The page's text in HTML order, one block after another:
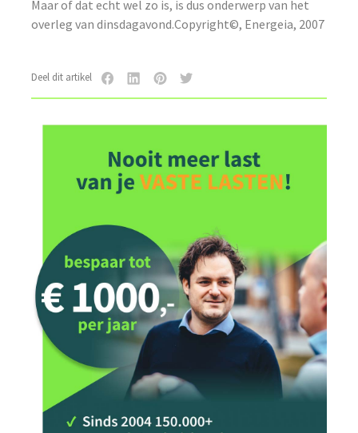
Maar of dat echt wel zo is, is dus onderwerp van het
overleg van dinsdagavond.Copyright©, Energeia, 2007
Deel dit artikel